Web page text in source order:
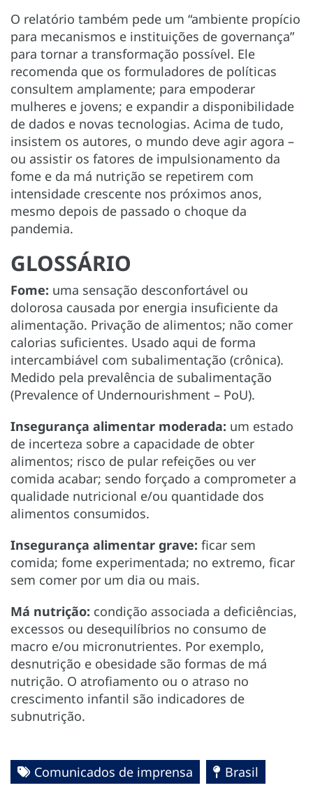
O relatório também pede um “ambiente propício
para mecanismos e instituições de governança”
para tornar a transformação possível. Ele
recomenda que os formuladores de políticas
consultem amplamente; para empoderar
mulheres e jovens; e expandir a disponibilidade
de dados e novas tecnologias. Acima de tudo,
insistem os autores, o mundo deve agir agora –
ou assistir os fatores de impulsionamento da
fome e da má nutrição se repetirem com
intensidade crescente nos próximos anos,
mesmo depois de passado o choque da
pandemia.
GLOSSÁRIO
Fome: uma sensação desconfortável ou
dolorosa causada por energia insuficiente da
alimentação. Privação de alimentos; não comer
calorias suficientes. Usado aqui de forma
intercambiável com subalimentação (crônica).
Medido pela prevalência de subalimentação
(Prevalence of Undernourishment – PoU).
Insegurança alimentar moderada: um estado
de incerteza sobre a capacidade de obter
alimentos; risco de pular refeições ou ver
comida acabar; sendo forçado a comprometer a
qualidade nutricional e/ou quantidade dos
alimentos consumidos.
Insegurança alimentar grave: ficar sem
comida; fome experimentada; no extremo, ficar
sem comer por um dia ou mais.
Má nutrição: condição associada a deficiências,
excessos ou desequilíbrios no consumo de
macro e/ou micronutrientes. Por exemplo,
desnutrição e obesidade são formas de má
nutrição. O atrofiamento ou o atraso no
crescimento infantil são indicadores de
subnutrição.
Comunicados de imprensa Brasil